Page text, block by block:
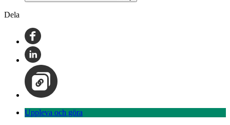
Dela
Uppleva och göra